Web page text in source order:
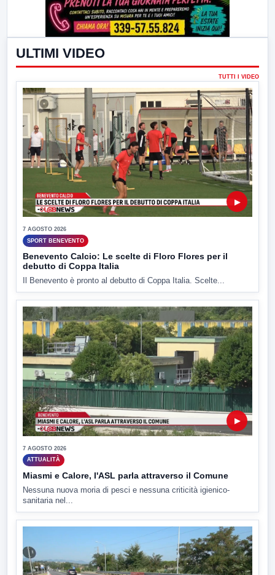
ULTIMI VIDEO
TUTTI I VIDEO
▶
7 AGOSTO 2026
SPORT BENEVENTO
Benevento Calcio: Le scelte di Floro Flores per il
debutto di Coppa Italia
Il Benevento è pronto al debutto di Coppa Italia. Scelte...
▶
7 AGOSTO 2026
ATTUALITÀ
Miasmi e Calore, l'ASL parla attraverso il Comune
Nessuna nuova moria di pesci e nessuna criticità igienico-
sanitaria nel...